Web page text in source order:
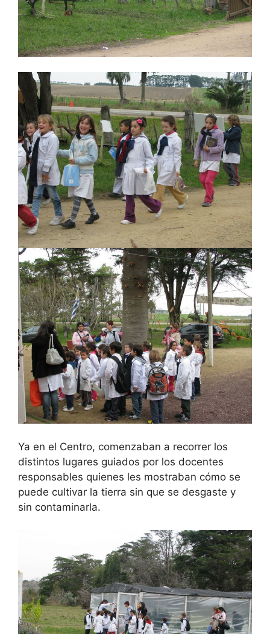
Ya en el Centro, comenzaban a recorrer los
distintos lugares guiados por los docentes
responsables quienes les mostraban cómo se
puede cultivar la tierra sin que se desgaste y
sin contaminarla.